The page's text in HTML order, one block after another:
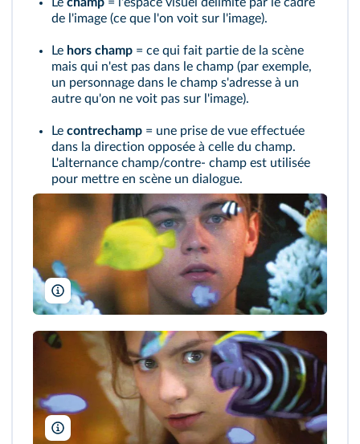
de l'image (ce que l'on voit sur l'image).
Le hors champ = ce qui fait partie de la scène
mais qui n'est pas dans le champ (par exemple,
un personnage dans le champ s'adresse à un
autre qu'on ne voit pas sur l'image).
Le contrechamp = une prise de vue effectuée
dans la direction opposée à celle du champ.
L'alternance champ/contre- champ est utilisée
pour mettre en scène un dialogue.
20TH Century Fox/DR/TCD
20TH Century Fox/DR/TCD